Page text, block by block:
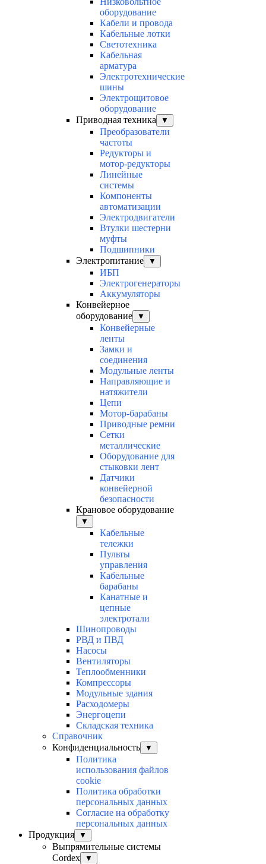
оборудование
Кабели и провода
Кабельные лотки
Светотехника
Кабельная
арматура
Электротехнические
шины
Электрощитовое
оборудование
Приводная техника
▼
Преобразователи
частоты
Редукторы и
мотор-редукторы
Линейные
системы
Компоненты
автоматизации
Электродвигатели
Втулки шестерни
муфты
Подшипники
Электропитание
▼
ИБП
Электрогенераторы
Аккумуляторы
Конвейерное
оборудование
▼
Конвейерные
ленты
Замки и
соединения
Модульные ленты
Направляющие и
натяжители
Цепи
Мотор-барабаны
Приводные ремни
Сетки
металлические
Оборудование для
стыковки лент
Датчики
конвейерной
безопасности
Крановое оборудование
▼
Кабельные
тележки
Пульты
управления
Кабельные
барабаны
Канатные и
цепные
электротали
Шинопроводы
РВД и ПВД
Насосы
Вентиляторы
Теплообменники
Компрессоры
Модульные здания
Расходомеры
Энергоцепи
Складская техника
Справочник
Конфиденциальность
▼
Политика
использования файлов
cookie
Политика обработки
персональных данных
Согласие на обработку
персональных данных
Продукция
▼
Выпрямительные системы
Cordex
▼